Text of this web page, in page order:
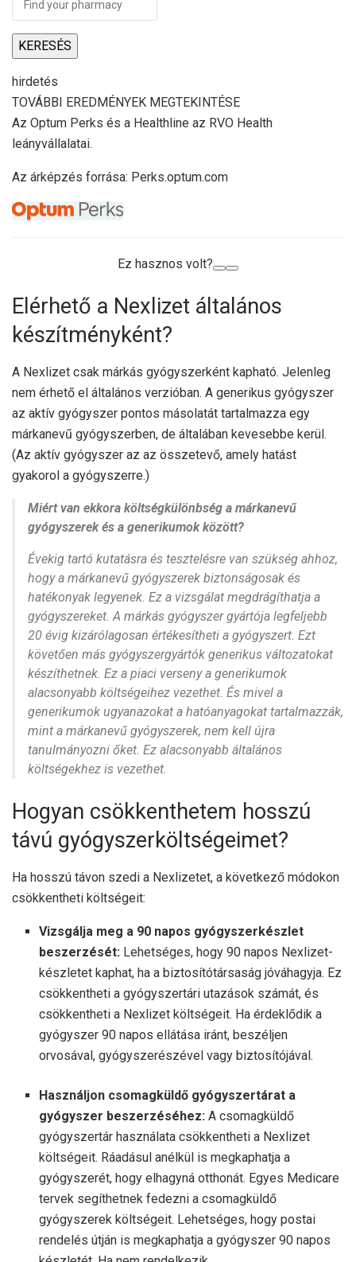
KERESÉS
hirdetés
TOVÁBBI EREDMÉNYEK MEGTEKINTÉSE
Az Optum Perks és a Healthline az RVO Health
leányvállalatai.
Az árképzés forrása: Perks.optum.com
Ez hasznos volt?
Elérhető a Nexlizet általános
készítményként?
A Nexlizet csak márkás gyógyszerként kapható. Jelenleg
nem érhető el általános verzióban. A generikus gyógyszer
az aktív gyógyszer pontos másolatát tartalmazza egy
márkanevű gyógyszerben, de általában kevesebbe kerül.
(Az aktív gyógyszer az az összetevő, amely hatást
gyakorol a gyógyszerre.)
Miért van ekkora költségkülönbség a márkanevű
gyógyszerek és a generikumok között?
Évekig tartó kutatásra és tesztelésre van szükség ahhoz,
hogy a márkanevű gyógyszerek biztonságosak és
hatékonyak legyenek. Ez a vizsgálat megdrágíthatja a
gyógyszereket. A márkás gyógyszer gyártója legfeljebb
20 évig kizárólagosan értékesítheti a gyógyszert. Ezt
követően más gyógyszergyártók generikus változatokat
készíthetnek. Ez a piaci verseny a generikumok
alacsonyabb költségeihez vezethet. És mivel a
generikumok ugyanazokat a hatóanyagokat tartalmazzák,
mint a márkanevű gyógyszerek, nem kell újra
tanulmányozni őket. Ez alacsonyabb általános
költségekhez is vezethet.
Hogyan csökkenthetem hosszú
távú gyógyszerköltségeimet?
Ha hosszú távon szedi a Nexlizetet, a következő módokon
csökkentheti költségeit:
Vizsgálja meg a 90 napos gyógyszerkészlet
beszerzését: Lehetséges, hogy 90 napos Nexlizet-
készletet kaphat, ha a biztosítótársaság jóváhagyja. Ez
csökkentheti a gyógyszertári utazások számát, és
csökkentheti a Nexlizet költségeit. Ha érdeklődik a
gyógyszer 90 napos ellátása iránt, beszéljen
orvosával, gyógyszerészével vagy biztosítójával.
Használjon csomagküldő gyógyszertárat a
gyógyszer beszerzéséhez: A csomagküldő
gyógyszertár használata csökkentheti a Nexlizet
költségeit. Ráadásul anélkül is megkaphatja a
gyógyszerét, hogy elhagyná otthonát. Egyes Medicare
tervek segíthetnek fedezni a csomagküldő
gyógyszerek költségeit. Lehetséges, hogy postai
rendelés útján is megkaphatja a gyógyszer 90 napos